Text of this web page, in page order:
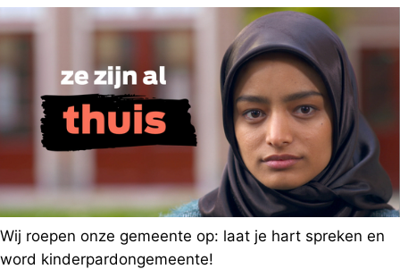
Wij roepen onze gemeente op: laat je hart spreken en
word kinderpardongemeente!